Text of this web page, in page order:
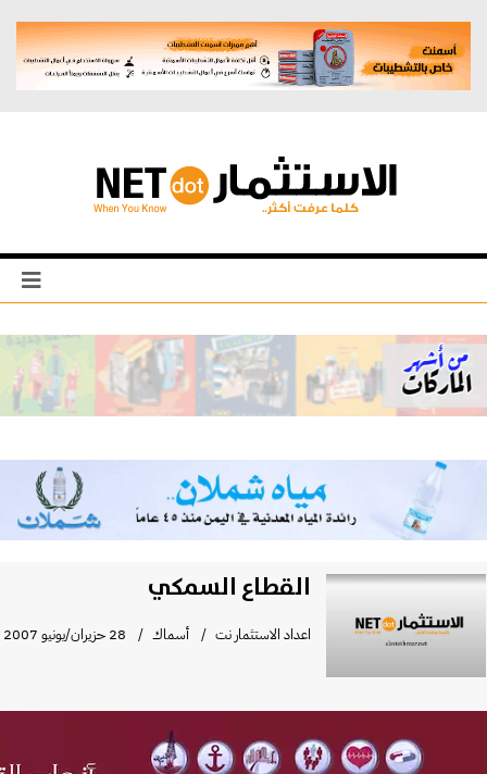
القطاع السمكي
اعداد الاستثمار نت أسماك 28 حزيران/يونيو 2007